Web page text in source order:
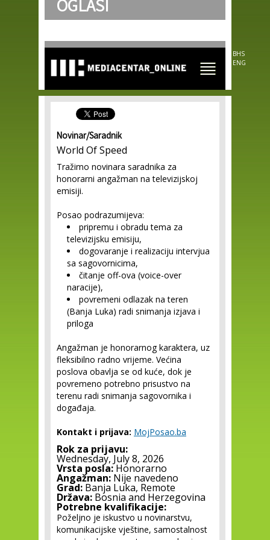
Skip to
main
OGLASI
BHS
ENG
Novinar/Saradnik
World Of Speed
Tražimo novinara saradnika za
honorarni angažman na televizijskoj
emisiji.
Posao podrazumijeva:
pripremu i obradu tema za
televizijsku emisiju,
dogovaranje i realizaciju intervjua
sa sagovornicima,
čitanje off-ova (voice-over
naracije),
povremeni odlazak na teren
(Banja Luka) radi snimanja izjava i
priloga
Angažman je honorarnog karaktera, uz
fleksibilno radno vrijeme. Većina
poslova obavlja se od kuće, dok je
povremeno potrebno prisustvo na
terenu radi snimanja sagovornika i
događaja.
Kontakt i prijava: MojPosao.ba
Rok za prijavu:
Wednesday, July 8, 2026
Vrsta posla:Honorarno
Angažman: Nije navedeno
Grad: Banja Luka, Remote
Država: Bosnia and Herzegovina
Potrebne kvalifikacije:
Poželjno je iskustvo u novinarstvu,
komunikacijske vještine, samostalnost